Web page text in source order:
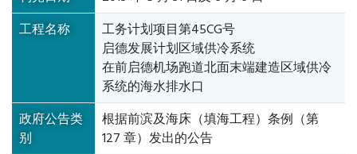
工程名称
工务计划项目第45CG号
启德发展计划区域供冷系统
在前启德机场跑道北面末端建造区域供冷
系统的海水排水口
政府公告类
别
根据前滨及海床（填海工程）条例（第
127 章）发出的公告